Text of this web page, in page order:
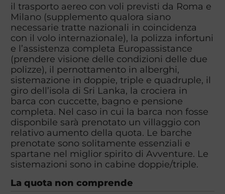
il trasporto aereo con voli previsti da Roma e
Milano (supplemento qualora siano
necessarie tratte nazionali in coincidenza
con il volo internazionale), la polizza infortuni
e l’assistenza completa Europassistance
(prendere visione delle condizioni delle due
polizze), il pernottamento in alberghi,
sistemazione in doppie, triple e quadruple, il
giro dell’isola di Sri Lanka, la crociera in
barca con cuccette, bagno e pensione
completa. Nel caso in cui la barca non fosse
disponbile sarà prenotato un villaggio con
relativo aumento della quota. Le barche
prenotate sono solitamente essenziali e
spartane nel miglior spirito di Avventure. Le
sistemazioni sono in cabine doppie/triple.
La quota non comprende